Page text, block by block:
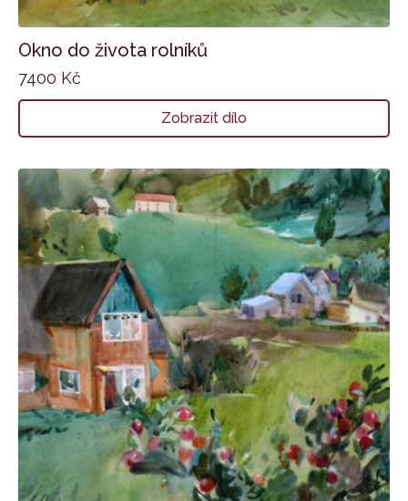
Okno do života rolníků
7400 Kč
Zobrazit dílo